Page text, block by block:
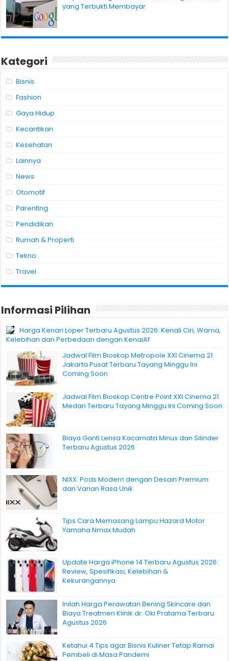
yang Terbukti Membayar
Kategori
Bisnis
Fashion
Gaya Hidup
Kecantikan
Kesehatan
Lainnya
News
Otomotif
Parenting
Pendidikan
Rumah & Properti
Tekno
Travel
Informasi Pilihan
Harga Kenari Loper Terbaru Agustus 2026: Kenali Ciri, Warna,
Kelebihan dan Perbedaan dengan KenaiAf
Jadwal Film Bioskop Metropole XXI Cinema 21
Jakarta Pusat Terbaru Tayang Minggu Ini
Coming Soon
Jadwal Film Bioskop Centre Point XXI Cinema 21
Medan Terbaru Tayang Minggu Ini Coming Soon
Biaya Ganti Lensa Kacamata Minus dan Silinder
Terbaru Agustus 2026
NIXX: Pods Modern dengan Desain Premium
dan Varian Rasa Unik
Tips Cara Memasang Lampu Hazard Motor
Yamaha Nmax Mudah
Update Harga iPhone 14 Terbaru Agustus 2026:
Review, Spesifikasi, Kelebihan &
Kekurangannya
Inilah Harga Perawatan Bening Skincare dan
Biaya Treatmen Klinik dr. Oki Pratama Terbaru
Agustus 2026
Ketahui 4 Tips agar Bisnis Kuliner Tetap Ramai
Pembeli di Masa Pandemi